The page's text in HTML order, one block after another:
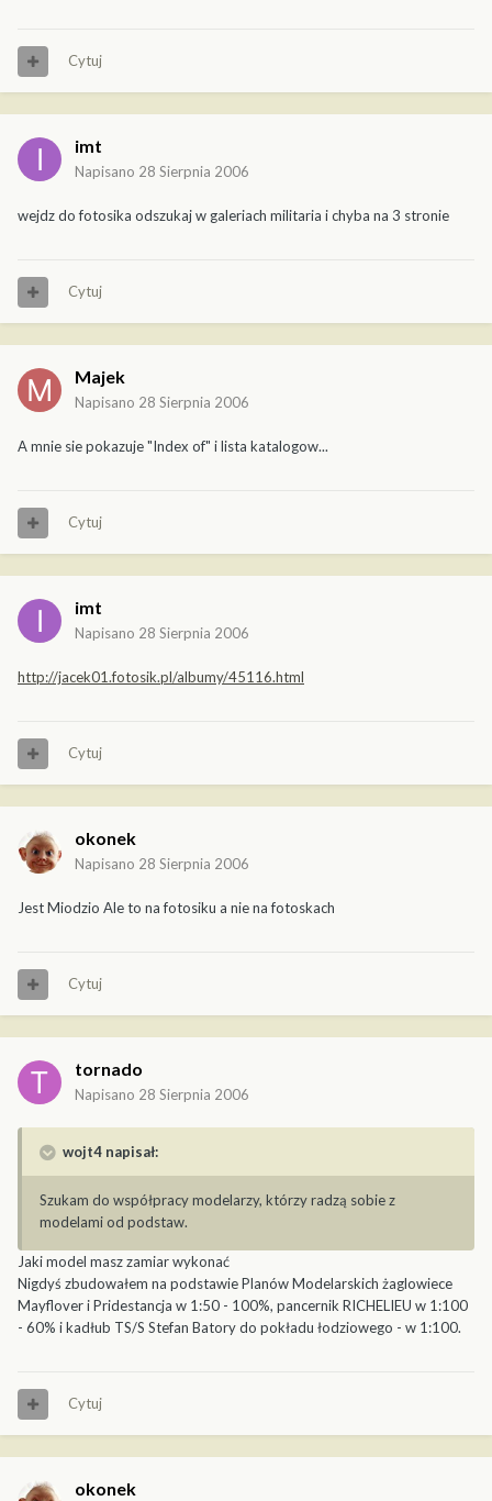
Cytuj
imt
Napisano 28 Sierpnia 2006
wejdz do fotosika odszukaj w galeriach militaria i chyba na 3 stronie
Cytuj
Majek
Napisano 28 Sierpnia 2006
A mnie sie pokazuje "Index of" i lista katalogow...
Cytuj
imt
Napisano 28 Sierpnia 2006
http://jacek01.fotosik.pl/albumy/45116.html
Cytuj
okonek
Napisano 28 Sierpnia 2006
Jest Miodzio Ale to na fotosiku a nie na fotoskach
Cytuj
tornado
Napisano 28 Sierpnia 2006
wojt4 napisał:
Szukam do współpracy modelarzy, którzy radzą sobie z
modelami od podstaw.
Jaki model masz zamiar wykonać
Nigdyś zbudowałem na podstawie Planów Modelarskich żaglowiece
Mayflover i Pridestancja w 1:50 - 100%, pancernik RICHELIEU w 1:100
- 60% i kadłub TS/S Stefan Batory do pokładu łodziowego - w 1:100.
Cytuj
okonek